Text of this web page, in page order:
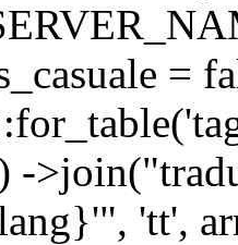
=
-
'tt',